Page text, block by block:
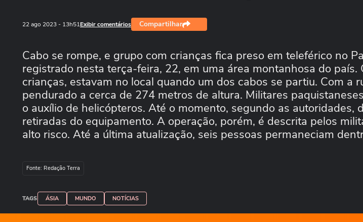
22 ago 2023- 13h51Exibir comentários Compartilhar
Cabo se rompe, e grupo com crianças fica preso em teleférico no
registrado nesta terça-feira, 22, em uma área montanhosa do país.
crianças, estavam no local quando um dos cabos se partiu. Com a
pendurado a cerca de 274 metros de altura. Militares
o auxílio de helicópteros. Até o momento, segundo as autoridades,
retiradas do equipamento. A operação, porém, é descrita pelos
alto risco. Até a última atualização, seis pessoas permaneciam
Fonte: Redação Terra
TAGS ÁSIA MUNDO NOTÍCIAS